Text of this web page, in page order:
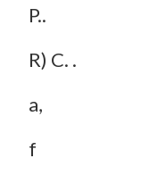
P..
R) C. .
a,
f